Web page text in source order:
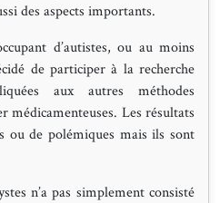
des aspects importants.
d’autistes, ou au moins
de participer à la recherche
aux autres méthodes
médicamenteuses. Les résultats
ou de polémiques mais ils sont
n’a pas simplement consisté